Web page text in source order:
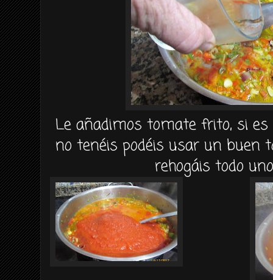
Le añadimos tomate frito, si
no tenéis podéis usar un buen
rehogáis todo